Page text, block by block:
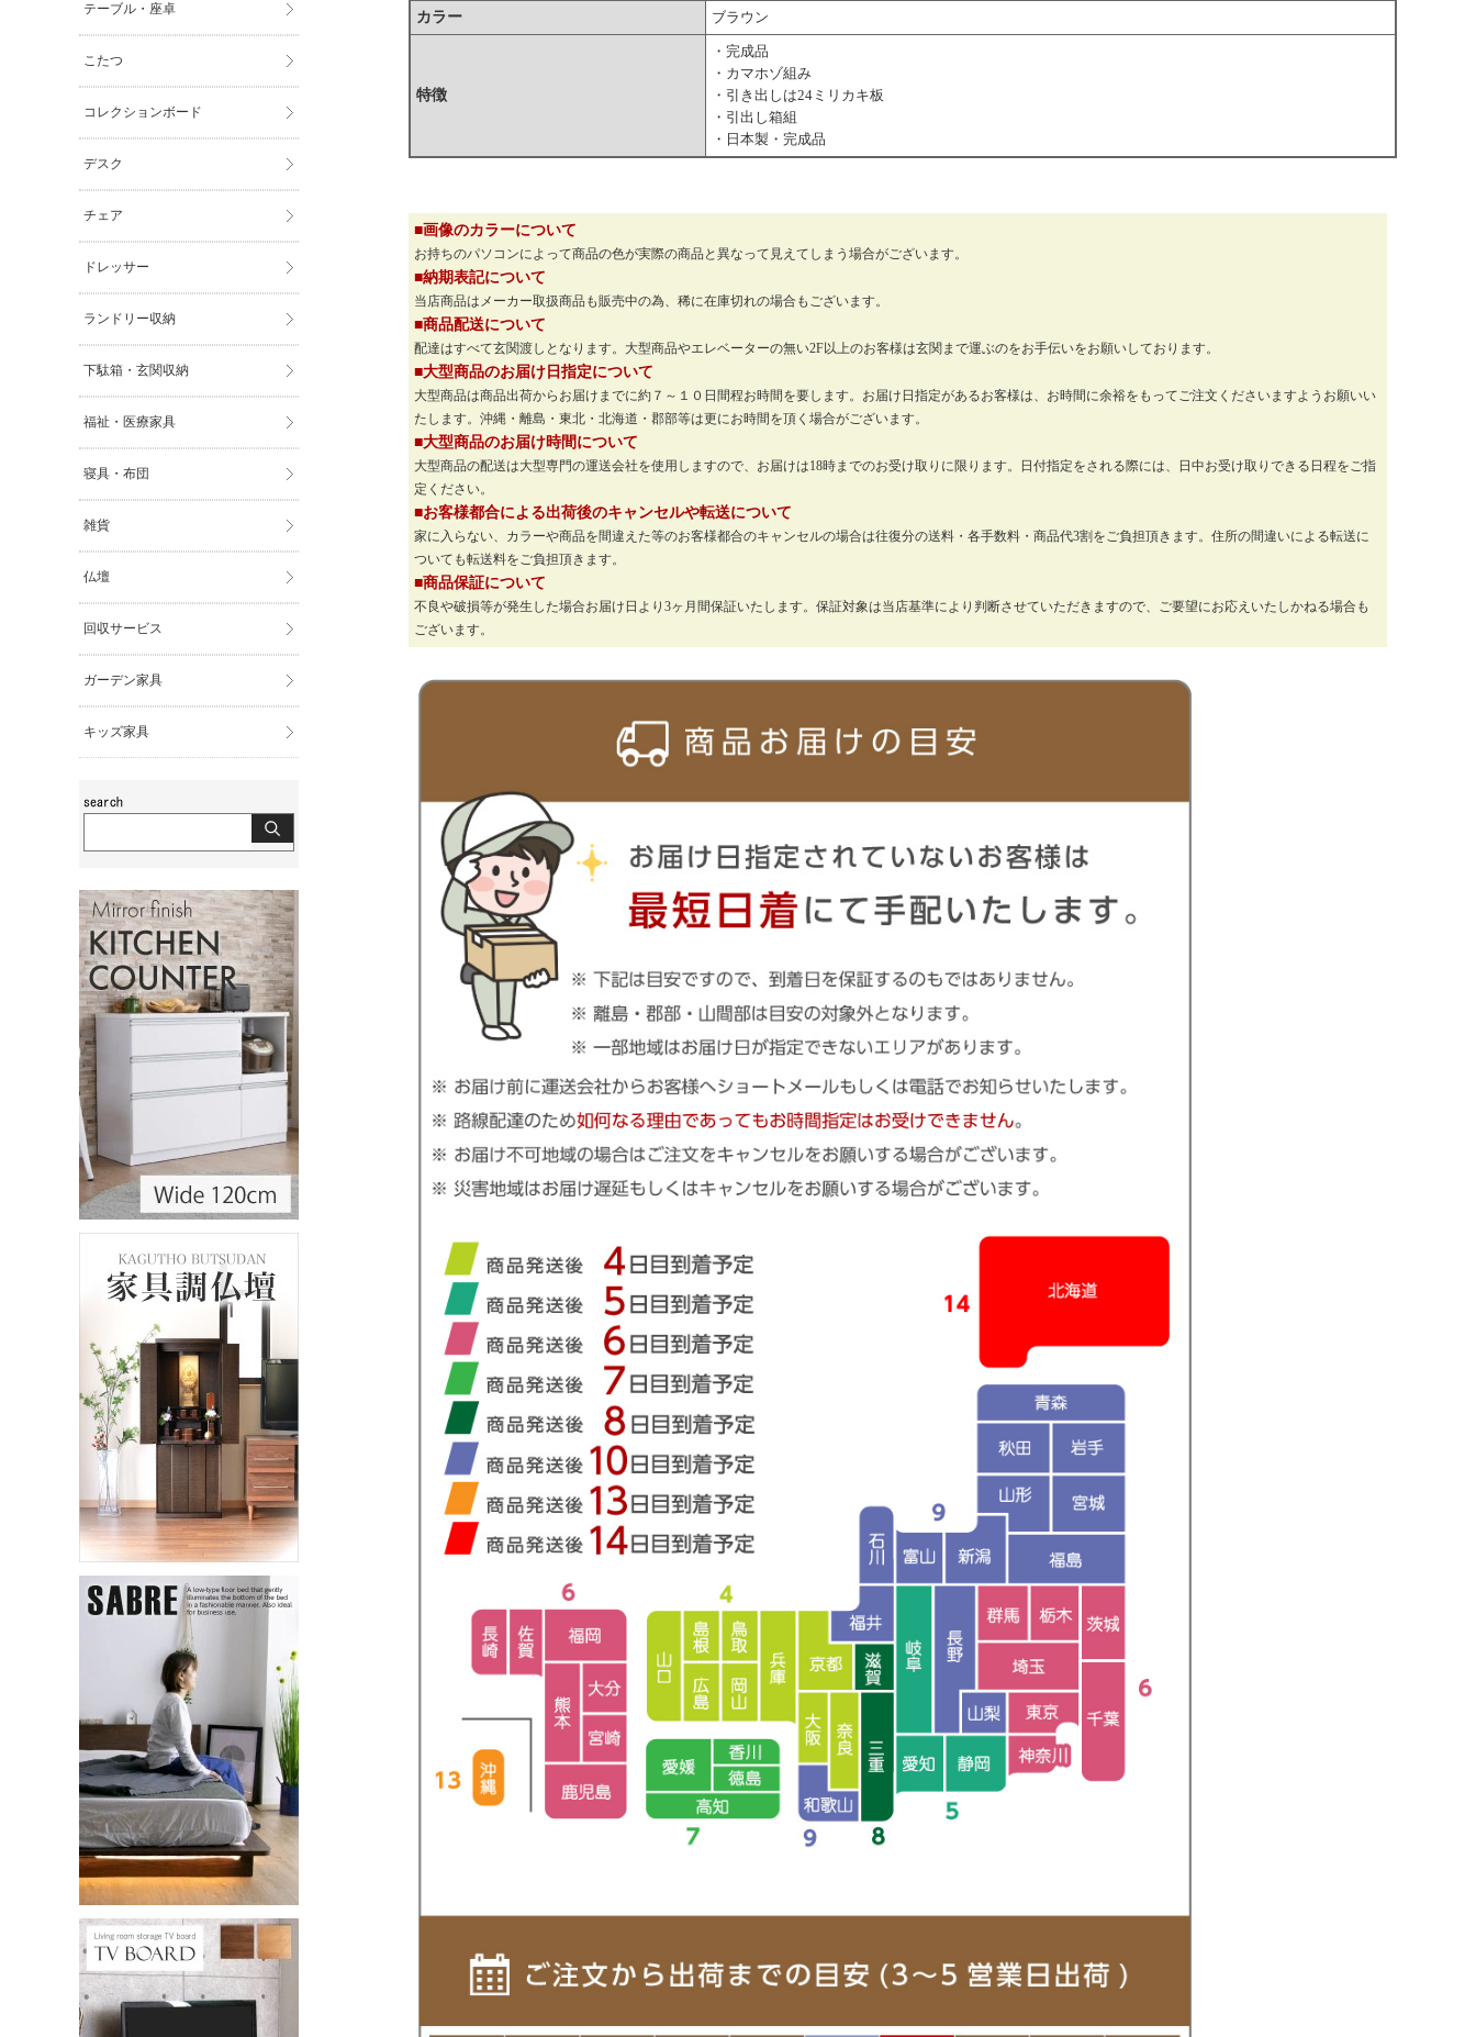
カラー ブラウン
特徴
・完成品
・カマホゾ組み
・引き出しは24ミリカキ板
・引出し箱組
・日本製・完成品
■画像のカラーについて
お持ちのパソコンによって商品の色が実際の商品と異なって見えてしまう場合がございます。
■納期表記について
当店商品はメーカー取扱商品も販売中の為、稀に在庫切れの場合もございます。
■商品配送について
配達はすべて玄関渡しとなります。大型商品やエレベーターの無い2F以上のお客様は玄関まで運ぶのをお手伝いをお願いしております。
■大型商品のお届け日指定について
大型商品は商品出荷からお届けまでに約７～１０日間程お時間を要します。お届け日指定があるお客様は、お時間に余裕をもってご注文くださいますようお願いい
たします。沖縄・離島・東北・北海道・郡部等は更にお時間を頂く場合がございます。
■大型商品のお届け時間について
大型商品の配送は大型専門の運送会社を使用しますので、お届けは18時までのお受け取りに限ります。日付指定をされる際には、日中お受け取りできる日程をご指
定ください。
■お客様都合による出荷後のキャンセルや転送について
家に入らない、カラーや商品を間違えた等のお客様都合のキャンセルの場合は往復分の送料・各手数料・商品代3割をご負担頂きます。住所の間違いによる転送に
ついても転送料をご負担頂きます。
■商品保証について
不良や破損等が発生した場合お届け日より3ヶ月間保証いたします。保証対象は当店基準により判断させていただきますので、ご要望にお応えいたしかねる場合も
ございます。
テーブル・座卓
こたつ
コレクションボード
デスク
チェア
ドレッサー
ランドリー収納
下駄箱・玄関収納
福祉・医療家具
寝具・布団
雑貨
仏壇
回収サービス
ガーデン家具
キッズ家具